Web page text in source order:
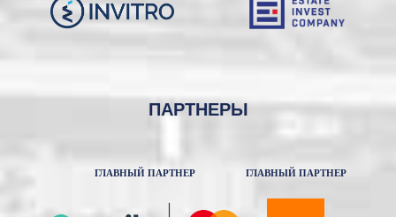
ПАРТНЕРЫ
ГЛАВНЫЙ ПАРТНЕР ГЛАВНЫЙ ПАРТНЕР